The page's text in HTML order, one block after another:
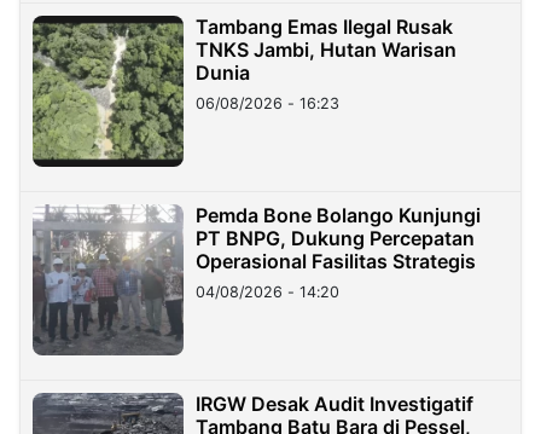
Tambang Emas Ilegal Rusak
TNKS Jambi, Hutan Warisan
Dunia
06/08/2026 - 16:23
Pemda Bone Bolango Kunjungi
PT BNPG, Dukung Percepatan
Operasional Fasilitas Strategis
04/08/2026 - 14:20
IRGW Desak Audit Investigatif
Tambang Batu Bara di Pessel,